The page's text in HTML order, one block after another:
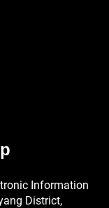
Information
District,